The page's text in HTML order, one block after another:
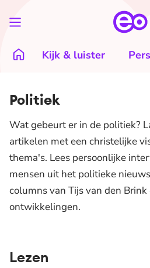
Kijk & luister
Politiek
Wat gebeurt er in de politiek?
artikelen met een christelijke
thema's. Lees persoonlijke
mensen uit het politieke
columns van Tijs van den
ontwikkelingen.
Lezen